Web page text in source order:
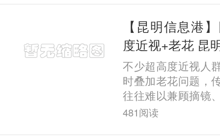
为全国率先实现这
【昆明信息港
度近视+老花 昆
菲成功完成一例
不少超高度近视人
时叠加老花问题，
往往难以兼顾摘镜
需求。近日，在昆
481阅读